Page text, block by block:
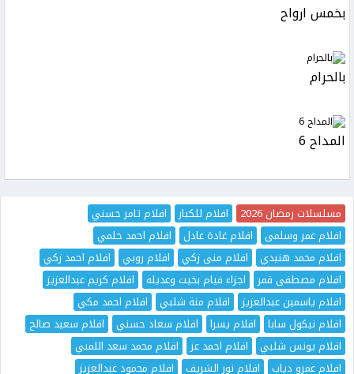
بخمس ارواح
بالحرام
المداح 6
مسلسلات رمضان 2026 افلام للكبار
افلام تامر حسني
افلام عمر وسلمى
افلام غادة عادل
افلام احمد حلمي
افلام محمد هنيدي
افلام منى زكي افلام روبي
افلام احمد زكي
افلام مصطفى قمر
اجزاء فيام بخيت وعديله
افلام كريم عبدالعزيز
افلام ياسمين عبدالعزيز
افلام منة شلبي
افلام احمد مكي
افلام نيكول سابا
افلام يسرا افلام سعاد حسني
افلام سعيد صالح
افلام يونس شلبي
افلام احمد عز
افلام محمد سعد اللمبي
افلام عمرو دياب
افلام نور الشريف افلام محمود عبدالعزيز